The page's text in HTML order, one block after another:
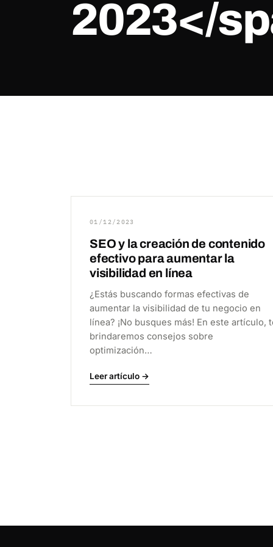
2023</
01/12/2023
SEO y la creación de contenido
efectivo para aumentar la
visibilidad en línea
¿Estás buscando formas efectivas de
aumentar la visibilidad de tu negocio en
línea? ¡No busques más! En este artículo,
brindaremos consejos sobre
optimización…
Leer artículo →